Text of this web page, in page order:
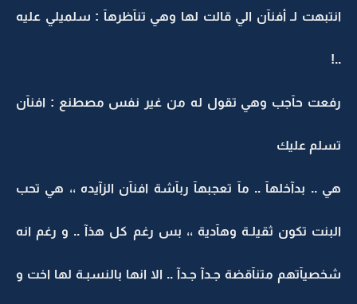
انتبهت لـ أفنآن الي قالت لها وهي تنآظرهآ : سلميلي عليه
..!
رفعت حآجب وهي تقول له من غير نفس مصطنع : افنآن
تسلم عليك
هي .. بدآخلهآ .. مآ تعجبهآ ربآشة افنآن الزآيده ،، هي تحب
البنت تكون ثقيلـة وهآدية ،، بس رغم كل هذآ .. و رغم انه
شخصيآتهم متنآقضة جـدآ جـدآ .. الا انها بالنسبـة لها اخت و